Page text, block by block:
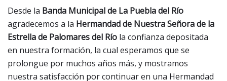
Desde la Banda Municipal de La Puebla del Río
agradecemos a la Hermandad de Nuestra Señora de la
Estrella de Palomares del Río la confianza depositada
en nuestra formación, la cual esperamos que se
prolongue por muchos años más, y mostramos
nuestra satisfacción por continuar en una Hermandad